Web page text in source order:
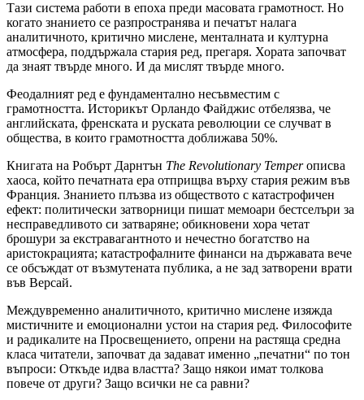
Тази система работи в епоха преди масовата грамотност. Но
когато знанието се разпространява и печатът налага
аналитичното, критично мислене, менталната и културна
атмосфера, поддържала стария ред, прегаря. Хората започват
да знаят твърде много. И да мислят твърде много.
Феодалният ред е фундаментално несъвместим с
грамотността. Историкът Орландо Файджис отбелязва, че
английската, френската и руската революции се случват в
общества, в които грамотността доближава 50%.
Книгата на Робърт Дарнтън The Revolutionary Temperописва
хаоса, който печатната ера отприщва върху стария режим във
Франция. Знанието плъзва из обществото с катастрофичен
ефект: политически затворници пишат мемоари бестселъри за
несправедливото си затваряне; обикновени хора четат
брошури за екстравагантното и нечестно богатство на
аристокрацията; катастрофалните финанси на държавата вече
се обсъждат от възмутената публика, а не зад затворени врати
във Версай.
Междувременно аналитичното, критично мислене изяжда
мистичните и емоционални устои на стария ред. Философите
и радикалите на Просвещението, опрени на растяща средна
класа читатели, започват да задават именно „печатни“ по тон
въпроси: Откъде идва властта? Защо някои имат толкова
повече от други? Защо всички не са равни?